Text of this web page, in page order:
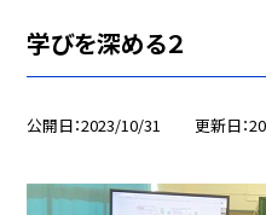
学びを深める２
公開日 2023/10/31 更新日